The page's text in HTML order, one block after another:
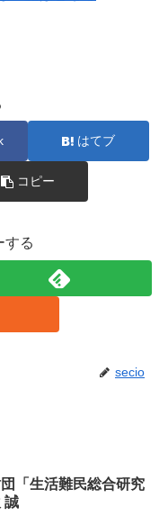
はてブ
コピー
する
secio
「生活難民総合研究
誠